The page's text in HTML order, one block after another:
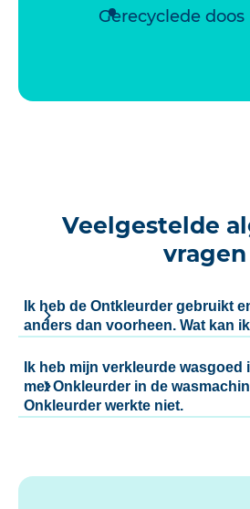
Gerecyclede doos
Veelgestelde
vragen
Ik heb de Ontkleurder gebruikt
anders dan voorheen. Wat kan
Ik heb mijn verkleurde wasgoed
met Onkleurder in de
Onkleurder werkte niet.